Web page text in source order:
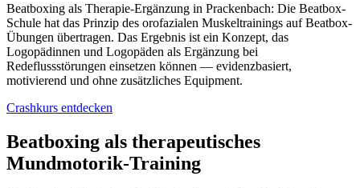
Beatboxing als Therapie-Ergänzung in Prackenbach: Die Beatbox-
Schule hat das Prinzip des orofazialen Muskeltrainings auf Beatbox-
Übungen übertragen. Das Ergebnis ist ein Konzept, das
Logopädinnen und Logopäden als Ergänzung bei
Redeflussstörungen einsetzen können — evidenzbasiert,
motivierend und ohne zusätzliches Equipment.
Crashkurs entdecken
Beatboxing als therapeutisches
Mundmotorik-Training